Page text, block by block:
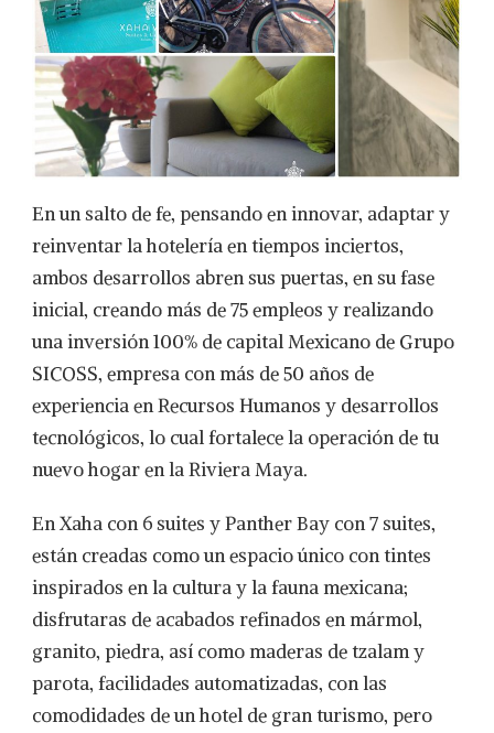
En un salto de fe, pensando en innovar, adaptar y
reinventar la hotelería en tiempos inciertos,
ambos desarrollos abren sus puertas, en su fase
inicial, creando más de 75 empleos y realizando
una inversión 100% de capital Mexicano de Grupo
SICOSS, empresa con más de 50 años de
experiencia en Recursos Humanos y desarrollos
tecnológicos, lo cual fortalece la operación de tu
nuevo hogar en la Riviera Maya.
En Xaha con 6 suites y Panther Bay con 7 suites,
están creadas como un espacio único con tintes
inspirados en la cultura y la fauna mexicana;
disfrutaras de acabados refinados en mármol,
granito, piedra, así como maderas de tzalam y
parota, facilidades automatizadas, con las
comodidades de un hotel de gran turismo, pero